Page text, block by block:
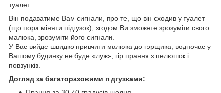
туалет.
Він подаватиме Вам сигнали, про те, що він сходив у туалет
(що пора міняти підгузок), згодом Ви зможете зрозуміти свого
малюка, зрозуміти його сигнали.
У Вас вийде швидко привчити малюка до горщика, водночас у
Вашому будинку не буде «луж», гір прання з пелюшок і
повзунків.
Догляд за багаторазовими підгузками: